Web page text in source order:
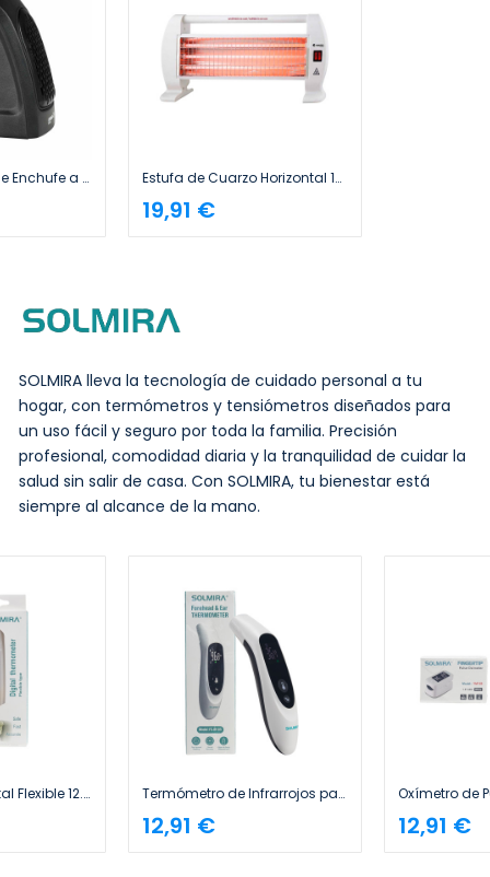
Mini Calefactor de Enchufe a Pared 400W Negro Raydan Home Estufa de Cuarzo Horizontal 1200W Raydan Home
19,91 €
SOLMIRA lleva la tecnología de cuidado personal a tu
hogar, con termómetros y tensiómetros diseñados para
un uso fácil y seguro por toda la familia. Precisión
profesional, comodidad diaria y la tranquilidad de cuidar la
salud sin salir de casa. Con SOLMIRA, tu bienestar está
siempre al alcance de la mano.
Termómetro Digital Flexible 12.5x1.8cm Solmira Termómetro de Infrarrojos para Frente, Oído y Objetos sin Contacto 35 Mediciones Blanco 5x4x16cm Solmira
12,91 € 12,91 €